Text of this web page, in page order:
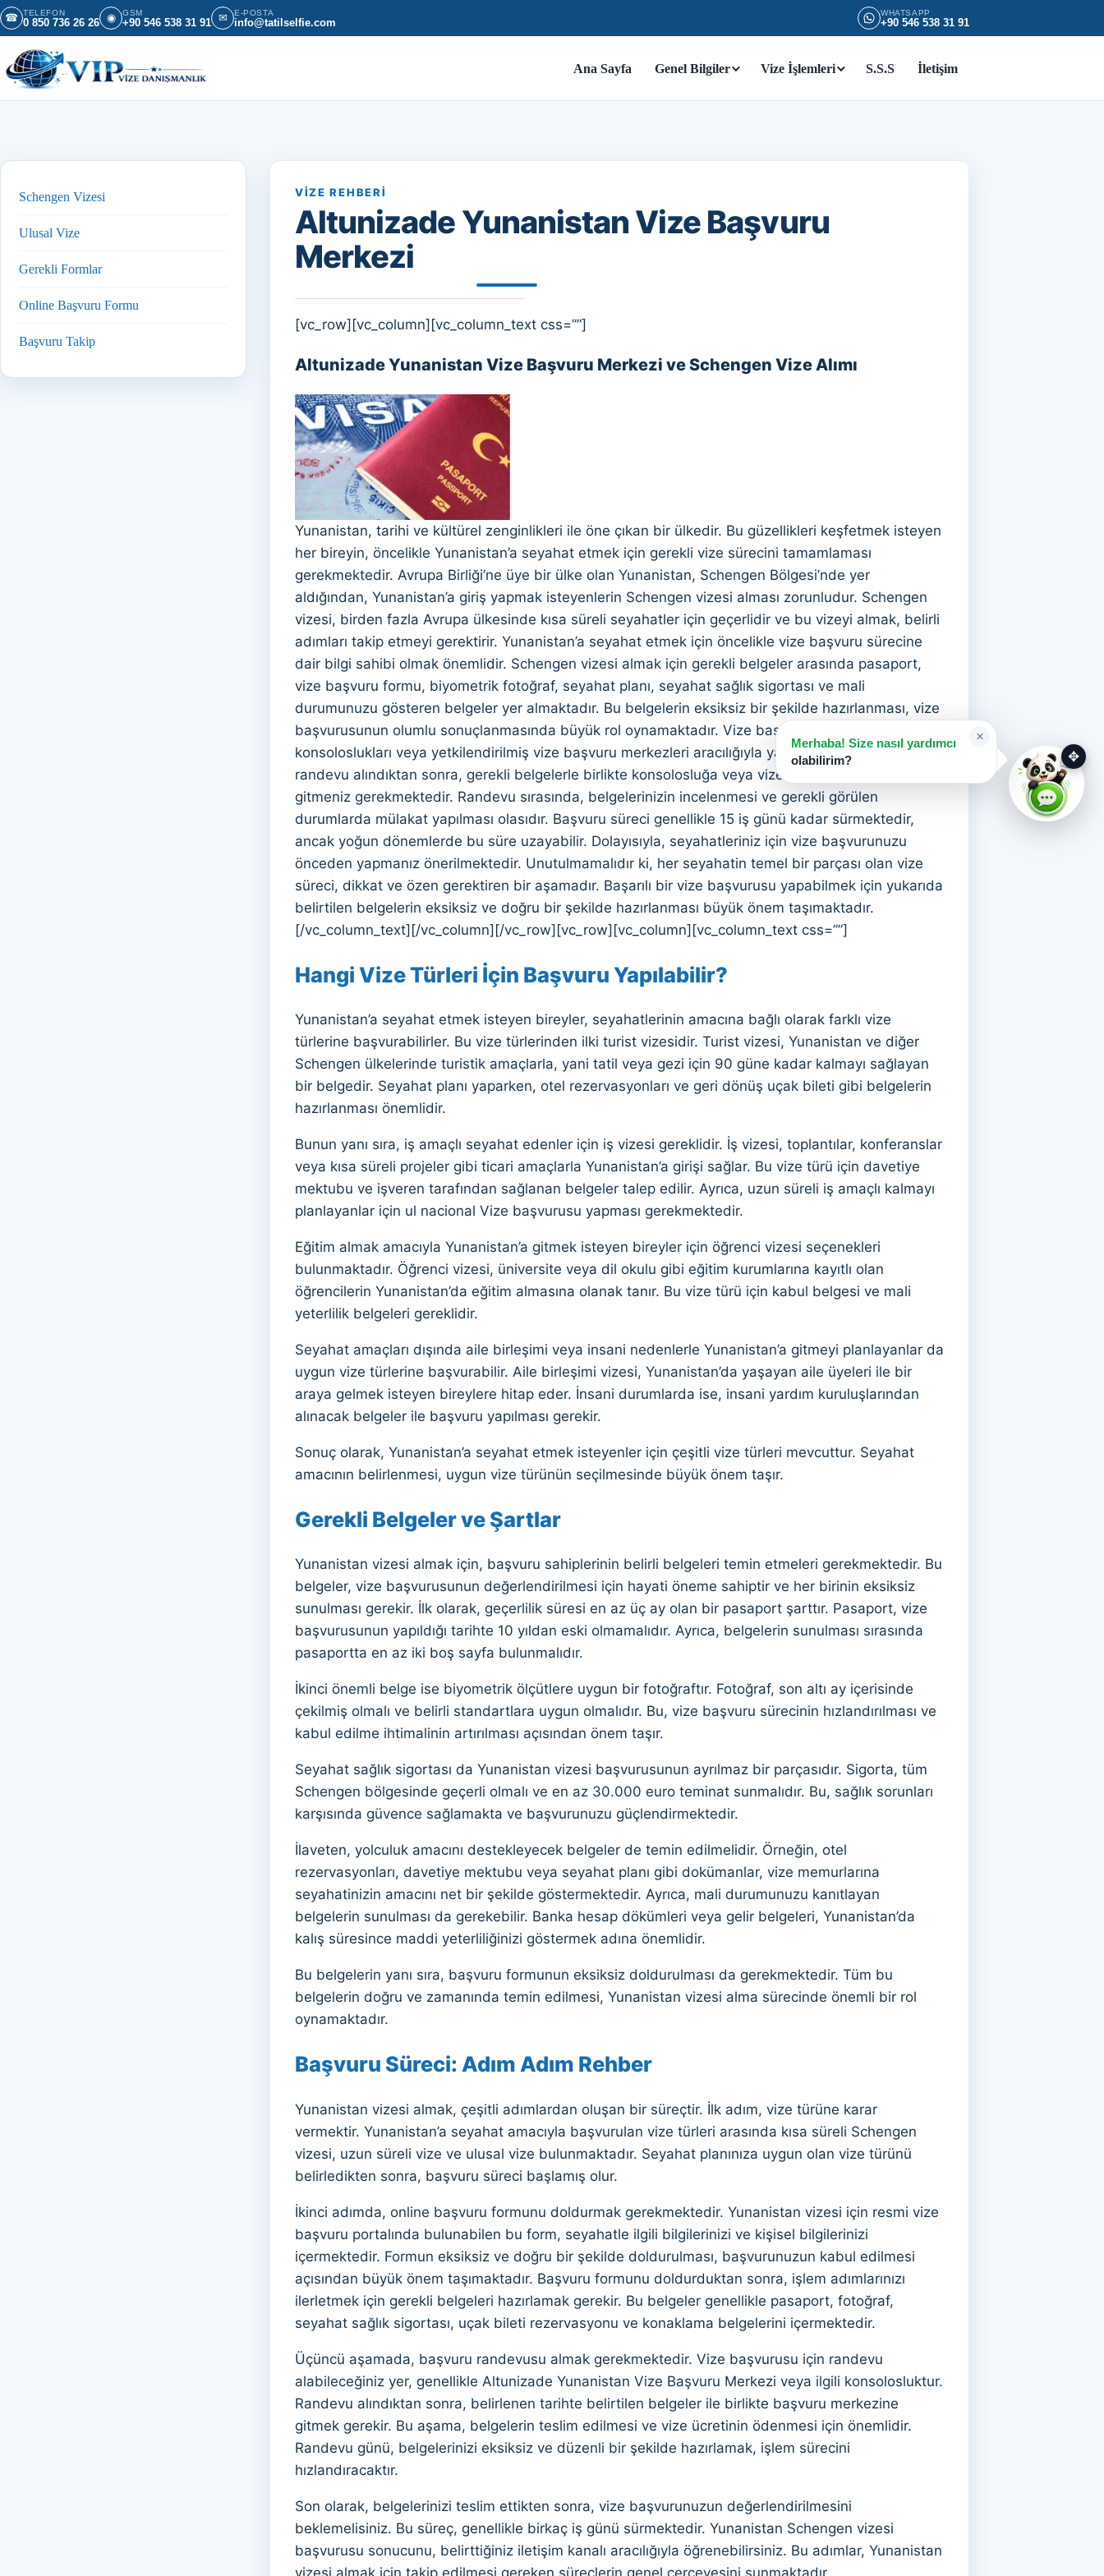
İçeriğe geç
☎ TELEFON
0 850 736 26 26 ◉ GSM
+90 546 538 31 91 ✉ E-POSTA
info@tatilselfie.com
WHATSAPP
+90 546 538 31 91
Ana Sayfa Genel Bilgiler Vize İşlemleri S.S.S İletişim
Schengen Vizesi
Ulusal Vize
Gerekli Formlar
Online Başvuru Formu
Başvuru Takip
VIZE REHBERI
Altunizade Yunanistan Vize Başvuru
Merkezi
[vc_row][vc_column][vc_column_text css=””]
Altunizade Yunanistan Vize Başvuru Merkezi ve Schengen Vize Alımı
Yunanistan, tarihi ve kültürel zenginlikleri ile öne çıkan bir ülkedir. Bu güzellikleri keşfetmek isteyen
her bireyin, öncelikle Yunanistan’a seyahat etmek için gerekli vize sürecini tamamlaması
gerekmektedir. Avrupa Birliği’ne üye bir ülke olan Yunanistan, Schengen Bölgesi’nde yer
aldığından, Yunanistan’a giriş yapmak isteyenlerin Schengen vizesi alması zorunludur. Schengen
vizesi, birden fazla Avrupa ülkesinde kısa süreli seyahatler için geçerlidir ve bu vizeyi almak, belirli
adımları takip etmeyi gerektirir. Yunanistan’a seyahat etmek için öncelikle vize başvuru sürecine
dair bilgi sahibi olmak önemlidir. Schengen vizesi almak için gerekli belgeler arasında pasaport,
vize başvuru formu, biyometrik fotoğraf, seyahat planı, seyahat sağlık sigortası ve mali
durumunuzu gösteren belgeler yer almaktadır. Bu belgelerin eksiksiz bir şekilde hazırlanması, vize
başvurusunun olumlu sonuçlanmasında büyük rol oynamaktadır. Vize başvurusu, Yunanistan’ın
konsoloslukları veya yetkilendirilmiş vize başvuru merkezleri aracılığıyla yapılmaktadır. Başvuru için
randevu alındıktan sonra, gerekli belgelerle birlikte konsolosluğa veya vize merkezine bizzat
gitmeniz gerekmektedir. Randevu sırasında, belgelerinizin incelenmesi ve gerekli görülen
durumlarda mülakat yapılması olasıdır. Başvuru süreci genellikle 15 iş günü kadar sürmektedir,
ancak yoğun dönemlerde bu süre uzayabilir. Dolayısıyla, seyahatleriniz için vize başvurunuzu
önceden yapmanız önerilmektedir. Unutulmamalıdır ki, her seyahatin temel bir parçası olan vize
süreci, dikkat ve özen gerektiren bir aşamadır. Başarılı bir vize başvurusu yapabilmek için yukarıda
belirtilen belgelerin eksiksiz ve doğru bir şekilde hazırlanması büyük önem taşımaktadır.
[/vc_column_text][/vc_column][/vc_row][vc_row][vc_column][vc_column_text css=””]
Hangi Vize Türleri İçin Başvuru Yapılabilir?
Yunanistan’a seyahat etmek isteyen bireyler, seyahatlerinin amacına bağlı olarak farklı vize
türlerine başvurabilirler. Bu vize türlerinden ilki turist vizesidir. Turist vizesi, Yunanistan ve diğer
Schengen ülkelerinde turistik amaçlarla, yani tatil veya gezi için 90 güne kadar kalmayı sağlayan
bir belgedir. Seyahat planı yaparken, otel rezervasyonları ve geri dönüş uçak bileti gibi belgelerin
hazırlanması önemlidir.
Bunun yanı sıra, iş amaçlı seyahat edenler için iş vizesi gereklidir. İş vizesi, toplantılar, konferanslar
veya kısa süreli projeler gibi ticari amaçlarla Yunanistan’a girişi sağlar. Bu vize türü için davetiye
mektubu ve işveren tarafından sağlanan belgeler talep edilir. Ayrıca, uzun süreli iş amaçlı kalmayı
planlayanlar için ul nacional Vize başvurusu yapması gerekmektedir.
Eğitim almak amacıyla Yunanistan’a gitmek isteyen bireyler için öğrenci vizesi seçenekleri
bulunmaktadır. Öğrenci vizesi, üniversite veya dil okulu gibi eğitim kurumlarına kayıtlı olan
öğrencilerin Yunanistan’da eğitim almasına olanak tanır. Bu vize türü için kabul belgesi ve mali
yeterlilik belgeleri gereklidir.
Seyahat amaçları dışında aile birleşimi veya insani nedenlerle Yunanistan’a gitmeyi planlayanlar da
uygun vize türlerine başvurabilir. Aile birleşimi vizesi, Yunanistan’da yaşayan aile üyeleri ile bir
araya gelmek isteyen bireylere hitap eder. İnsani durumlarda ise, insani yardım kuruluşlarından
alınacak belgeler ile başvuru yapılması gerekir.
Sonuç olarak, Yunanistan’a seyahat etmek isteyenler için çeşitli vize türleri mevcuttur. Seyahat
amacının belirlenmesi, uygun vize türünün seçilmesinde büyük önem taşır.
Gerekli Belgeler ve Şartlar
Yunanistan vizesi almak için, başvuru sahiplerinin belirli belgeleri temin etmeleri gerekmektedir. Bu
belgeler, vize başvurusunun değerlendirilmesi için hayati öneme sahiptir ve her birinin eksiksiz
sunulması gerekir. İlk olarak, geçerlilik süresi en az üç ay olan bir pasaport şarttır. Pasaport, vize
başvurusunun yapıldığı tarihte 10 yıldan eski olmamalıdır. Ayrıca, belgelerin sunulması sırasında
pasaportta en az iki boş sayfa bulunmalıdır.
İkinci önemli belge ise biyometrik ölçütlere uygun bir fotoğraftır. Fotoğraf, son altı ay içerisinde
çekilmiş olmalı ve belirli standartlara uygun olmalıdır. Bu, vize başvuru sürecinin hızlandırılması ve
kabul edilme ihtimalinin artırılması açısından önem taşır.
Seyahat sağlık sigortası da Yunanistan vizesi başvurusunun ayrılmaz bir parçasıdır. Sigorta, tüm
Schengen bölgesinde geçerli olmalı ve en az 30.000 euro teminat sunmalıdır. Bu, sağlık sorunları
karşısında güvence sağlamakta ve başvurunuzu güçlendirmektedir.
İlaveten, yolculuk amacını destekleyecek belgeler de temin edilmelidir. Örneğin, otel
rezervasyonları, davetiye mektubu veya seyahat planı gibi dokümanlar, vize memurlarına
seyahatinizin amacını net bir şekilde göstermektedir. Ayrıca, mali durumunuzu kanıtlayan
belgelerin sunulması da gerekebilir. Banka hesap dökümleri veya gelir belgeleri, Yunanistan’da
kalış süresince maddi yeterliliğinizi göstermek adına önemlidir.
Bu belgelerin yanı sıra, başvuru formunun eksiksiz doldurulması da gerekmektedir. Tüm bu
belgelerin doğru ve zamanında temin edilmesi, Yunanistan vizesi alma sürecinde önemli bir rol
oynamaktadır.
Başvuru Süreci: Adım Adım Rehber
Yunanistan vizesi almak, çeşitli adımlardan oluşan bir süreçtir. İlk adım, vize türüne karar
vermektir. Yunanistan’a seyahat amacıyla başvurulan vize türleri arasında kısa süreli Schengen
vizesi, uzun süreli vize ve ulusal vize bulunmaktadır. Seyahat planınıza uygun olan vize türünü
belirledikten sonra, başvuru süreci başlamış olur.
İkinci adımda, online başvuru formunu doldurmak gerekmektedir. Yunanistan vizesi için resmi vize
başvuru portalında bulunabilen bu form, seyahatle ilgili bilgilerinizi ve kişisel bilgilerinizi
içermektedir. Formun eksiksiz ve doğru bir şekilde doldurulması, başvurunuzun kabul edilmesi
açısından büyük önem taşımaktadır. Başvuru formunu doldurduktan sonra, işlem adımlarınızı
ilerletmek için gerekli belgeleri hazırlamak gerekir. Bu belgeler genellikle pasaport, fotoğraf,
seyahat sağlık sigortası, uçak bileti rezervasyonu ve konaklama belgelerini içermektedir.
Üçüncü aşamada, başvuru randevusu almak gerekmektedir. Vize başvurusu için randevu
alabileceğiniz yer, genellikle Altunizade Yunanistan Vize Başvuru Merkezi veya ilgili konsolosluktur.
Randevu alındıktan sonra, belirlenen tarihte belirtilen belgeler ile birlikte başvuru merkezine
gitmek gerekir. Bu aşama, belgelerin teslim edilmesi ve vize ücretinin ödenmesi için önemlidir.
Randevu günü, belgelerinizi eksiksiz ve düzenli bir şekilde hazırlamak, işlem sürecini
hızlandıracaktır.
Son olarak, belgelerinizi teslim ettikten sonra, vize başvurunuzun değerlendirilmesini
beklemelisiniz. Bu süreç, genellikle birkaç iş günü sürmektedir. Yunanistan Schengen vizesi
başvurusu sonucunu, belirttiğiniz iletişim kanalı aracılığıyla öğrenebilirsiniz. Bu adımlar, Yunanistan
vizesi almak için takip edilmesi gereken süreçlerin genel çerçevesini sunmaktadır.
Merhaba! Size nasıl yardımcı
olabilirim?
×
✥